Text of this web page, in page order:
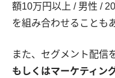
額10万円以上 / 男性 /
を組み合わせることも
また、セグメント配信
もしくはマーケティン